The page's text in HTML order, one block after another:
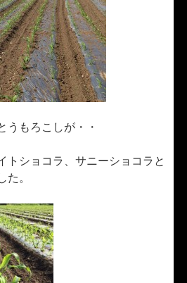
うもろこしが・・
トショコラ、サニーショコラと
た。